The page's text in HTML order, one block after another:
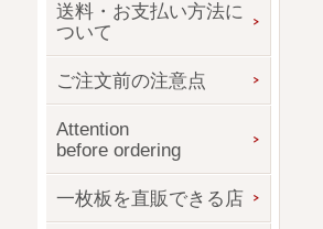
送料・お支払い方法に
ついて
ご注文前の注意点
Attention
before ordering
一枚板を直販できる店